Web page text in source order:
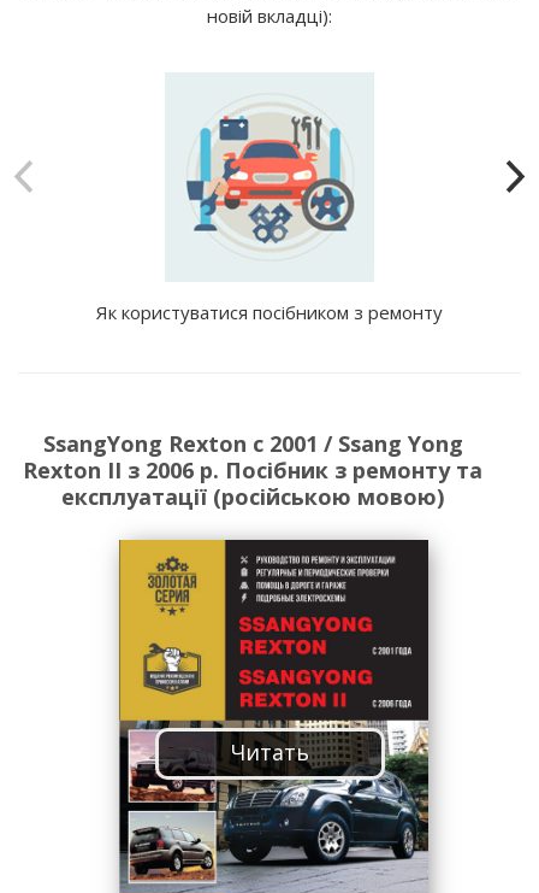
новій вкладці):
Як користуватися посібником з ремонту
SsangYong Rexton с 2001 / Ssang Yong
Rexton II з 2006 р. Посібник з ремонту та
експлуатації (російською мовою)
Читать